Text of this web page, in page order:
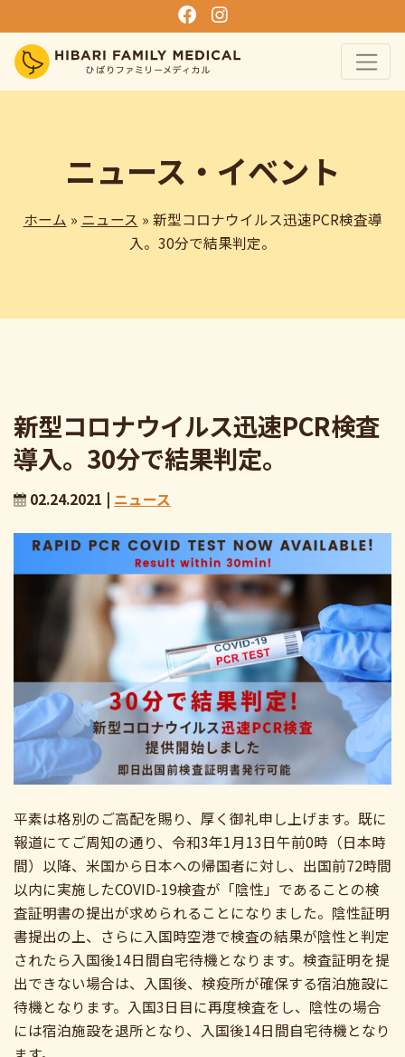
ニュース・イベント
ホーム » ニュース » 新型コロナウイルス迅速PCR検査導
入。30分で結果判定。
新型コロナウイルス迅速PCR検査
導入。30分で結果判定。
02.24.2021 | ニュース
平素は格別のご高配を賜り、厚く御礼申し上げます。既に
報道にてご周知の通り、令和3年1月13日午前0時（日本時
間）以降、米国から日本への帰国者に対し、出国前72時間
以内に実施したCOVID-19検査が「陰性」であることの検
査証明書の提出が求められることになりました。陰性証明
書提出の上、さらに入国時空港で検査の結果が陰性と判定
されたら入国後14日間自宅待機となります。検査証明を提
出できない場合は、入国後、検疫所が確保する宿泊施設に
待機となります。入国3日目に再度検査をし、陰性の場合
には宿泊施設を退所となり、入国後14日間自宅待機となり